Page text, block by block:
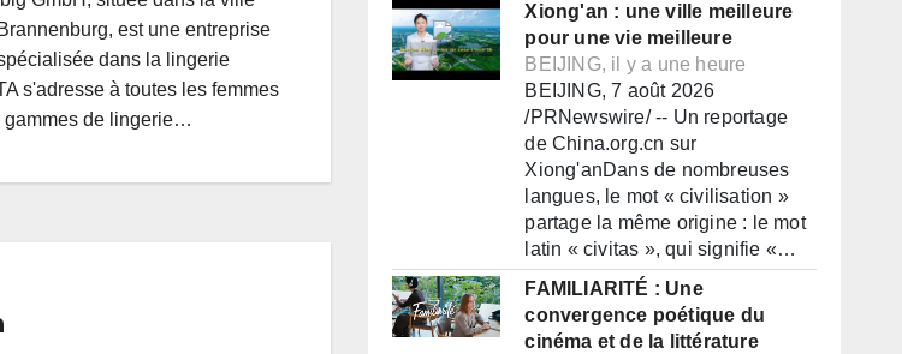
est une entreprise
dans la lingerie
s'adresse à toutes les femmes
gammes de lingerie…
Xiong'an : une ville meilleure
pour une vie meilleure
BEIJING, il y a une heure
BEIJING, 7 août 2026
/PRNewswire/ -- Un reportage
de China.org.cn sur
Xiong'anDans de nombreuses
langues, le mot « civilisation »
partage la même origine : le mot
latin « civitas », qui signifie «…
FAMILIARITÉ : Une
convergence poétique du
cinéma et de la littérature